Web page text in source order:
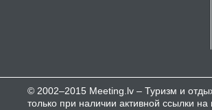
© 2002–2015 Meeting.lv – Туризм и
только при наличии активной ссылки на